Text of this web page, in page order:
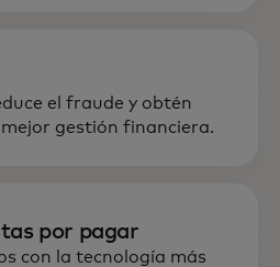
el fraude y obtén
gestión financiera.
por pagar
con la tecnología más